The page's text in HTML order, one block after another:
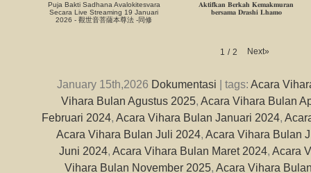
Puja Bakti Sadhana Avalokitesvara
Secara Live Streaming 19 Januari
2026 - 觀世音菩薩本尊法 -同修
𝐀𝐤𝐭𝐢𝐟𝐤𝐚𝐧 𝐁𝐞𝐫𝐤𝐚𝐡 𝐊𝐞𝐦𝐚𝐤𝐦𝐮𝐫𝐚𝐧
𝐛𝐞𝐫𝐬𝐚𝐦𝐚 𝐃𝐫𝐚𝐬𝐡𝐢 𝐋𝐡𝐚𝐦𝐨
1 / 2 Next»
January 15th,2026 Dokumentasi | tags: Acara
Vihara Bulan Agustus 2025 Acara Vihara Bulan
Februari 2024 Acara Vihara Bulan Januari 2024
Acara Vihara Bulan Juli 2024 Acara Vihara Bulan
Juni 2024 Acara Vihara Bulan Maret 2024 Acara
Vihara Bulan November 2025 Acara Vihara